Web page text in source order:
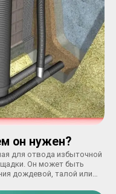
он нужен?
для отвода избыточной
Он может быть
дождевой, талой или
ущерб зданиям и